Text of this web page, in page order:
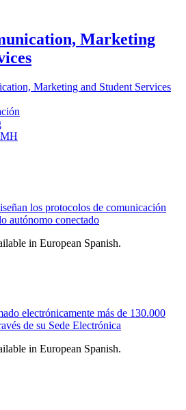
Marketing
Marketing and Student Services
los protocolos de comunicación
autónomo conectado
in European Spanish.
electrónicamente más de 130.000
de su Sede Electrónica
in European Spanish.